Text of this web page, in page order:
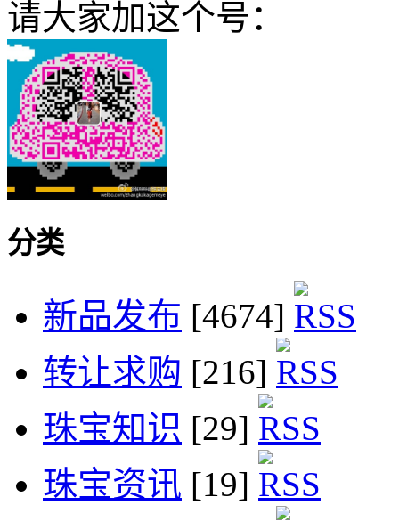
请大家加这个号：
分类
新品发布 [4674]
转让求购 [216]
珠宝知识 [29]
珠宝资讯 [19]